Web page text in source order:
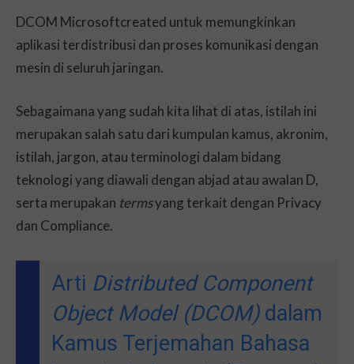
DCOM Microsoftcreated untuk memungkinkan
aplikasi terdistribusi dan proses komunikasi dengan
mesin di seluruh jaringan.
Sebagaimana yang sudah kita lihat di atas, istilah ini
merupakan salah satu dari kumpulan kamus, akronim,
istilah, jargon, atau terminologi dalam bidang
teknologi yang diawali dengan abjad atau awalan D,
serta merupakan termsyang terkait dengan Privacy
dan Compliance.
Arti Distributed Component
Object Model (DCOM)dalam
Kamus Terjemahan Bahasa